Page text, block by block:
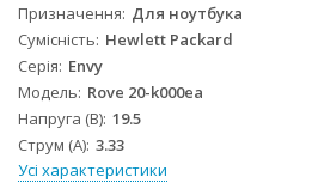
Призначення Для ноутбука
Сумісність Hewlett Packard
Серія Envy
Модель Rove 20-k000ea
Напруга (В) 19.5
Струм (А) 3.33
Усі характеристики